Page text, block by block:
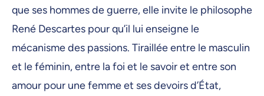
que ses hommes de guerre, elle invite le philosophe
René Descartes pour qu’il lui enseigne le
mécanisme des passions. Tiraillée entre le masculin
et le féminin, entre la foi et le savoir et entre son
amour pour une femme et ses devoirs d’État,